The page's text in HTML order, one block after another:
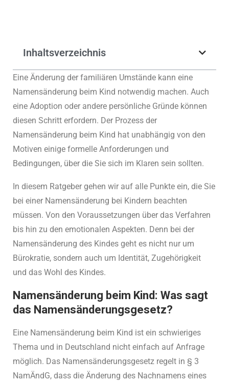
Inhaltsverzeichnis
Eine Änderung der familiären Umstände kann eine
Namensänderung beim Kind notwendig machen. Auch
eine Adoption oder andere persönliche Gründe können
diesen Schritt erfordern. Der Prozess der
Namensänderung beim Kind hat unabhängig von den
Motiven einige formelle Anforderungen und
Bedingungen, über die Sie sich im Klaren sein sollten.
In diesem Ratgeber gehen wir auf alle Punkte ein, die Sie
bei einer Namensänderung bei Kindern beachten
müssen. Von den Voraussetzungen über das Verfahren
bis hin zu den emotionalen Aspekten. Denn bei der
Namensänderung des Kindes geht es nicht nur um
Bürokratie, sondern auch um Identität, Zugehörigkeit
und das Wohl des Kindes.
Namensänderung beim Kind: Was sagt
das Namensänderungsgesetz?
Eine Namensänderung beim Kind ist ein schwieriges
Thema und in Deutschland nicht einfach auf Anfrage
möglich. Das Namensänderungsgesetz regelt in § 3
NamÄndG, dass die Änderung des Nachnamens eines